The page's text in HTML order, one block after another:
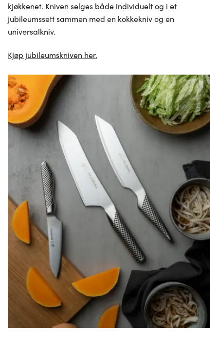
kjøkkenet. Kniven selges både individuelt og i et
jubileumssett sammen med en kokkekniv og en
universalkniv.
Kjøp jubileumskniven her.